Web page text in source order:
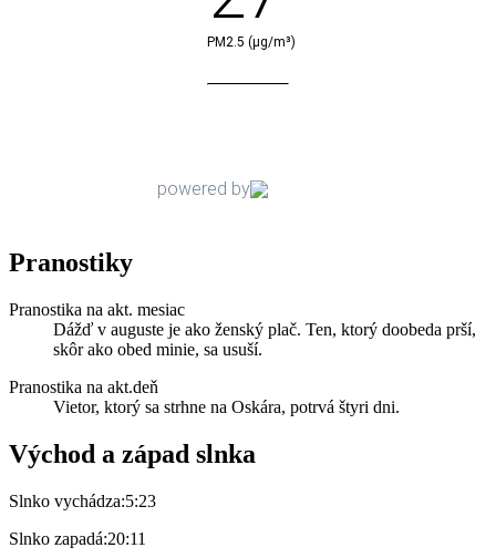
Pranostiky
Pranostika na akt. mesiac
Dážď v auguste je ako ženský plač. Ten, ktorý doobeda prší,
skôr ako obed minie, sa usuší.
Pranostika na akt.deň
Vietor, ktorý sa strhne na Oskára, potrvá štyri dni.
Východ a západ slnka
Slnko vychádza:5:23
Slnko zapadá:20:11